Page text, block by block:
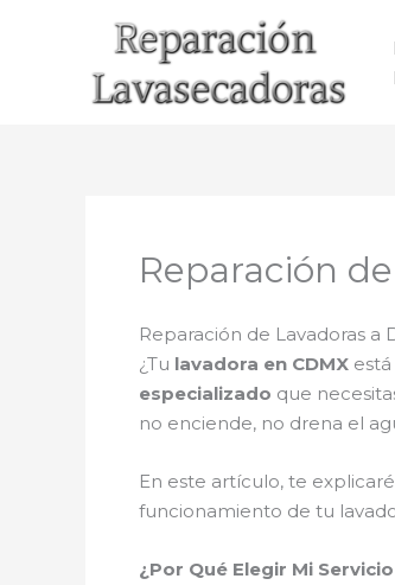
Reparación
Reparación de Lavadoras a
¿Tu lavadora en CDMX
especializado que
no enciende, no drena el
En este artículo, te
funcionamiento de tu
¿Por Qué Elegir Mi